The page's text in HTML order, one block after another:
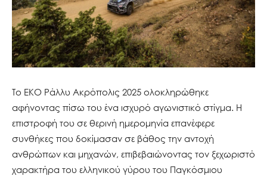
Το ΕΚΟ Ράλλυ Ακρόπολις 2025 ολοκληρώθηκε
αφήνοντας πίσω του ένα ισχυρό αγωνιστικό στίγμα. Η
επιστροφή του σε θερινή ημερομηνία επανέφερε
συνθήκες που δοκίμασαν σε βάθος την αντοχή
ανθρώπων και μηχανών, επιβεβαιώνοντας τον ξεχωριστό
χαρακτήρα του ελληνικού γύρου του Παγκόσμιου